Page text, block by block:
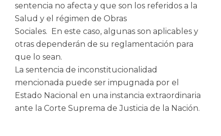
sentencia no afecta y que son los referidos a la
Salud y el régimen de Obras
Sociales. En este caso, algunas son aplicables y
otras dependerán de su reglamentación para
que lo sean.
La sentencia de inconstitucionalidad
mencionada puede ser impugnada por el
Estado Nacional en una instancia extraordinaria
ante la Corte Suprema de Justicia de la Nación.